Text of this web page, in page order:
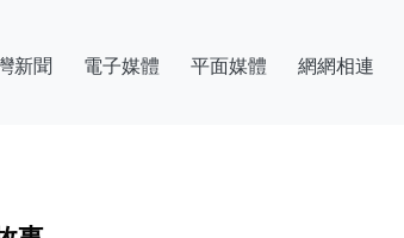
新聞 電子媒體 平面媒體 網網相連